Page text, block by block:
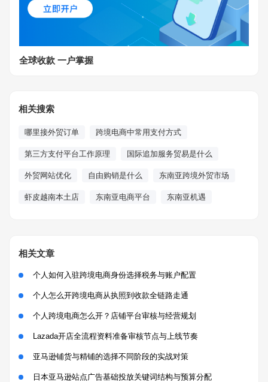
全球收款 一户掌握
相关搜索
哪里接外贸订单 跨境电商中常用支付方式
第三方支付平台工作原理 国际追加服务贸易是什么
外贸网站优化 自由购销是什么 东南亚跨境外贸市场
虾皮越南本土店 东南亚电商平台 东南亚机遇
相关文章
个人如何入驻跨境电商身份选择税务与账户配置
个人怎么开跨境电商从执照到收款全链路走通
个人跨境电商怎么开？店铺平台审核与经营规划
Lazada开店全流程资料准备审核节点与上线节奏
亚马逊铺货与精铺的选择不同阶段的实战对策
日本亚马逊站点广告基础投放关键词结构与预算分配